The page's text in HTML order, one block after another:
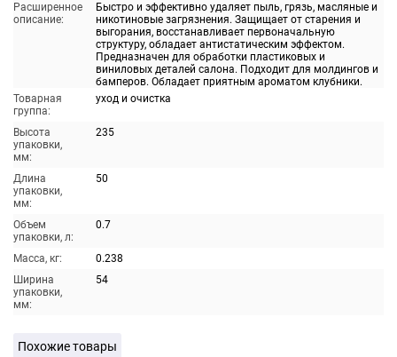
Расширенное
описание:
Быстро и эффективно удаляет пыль, грязь, масляные и
никотиновые загрязнения. Защищает от старения и
выгорания, восстанавливает первоначальную
структуру, обладает антистатическим эффектом.
Предназначен для обработки пластиковых и
виниловых деталей салона. Подходит для молдингов и
бамперов. Обладает приятным ароматом клубники.
Товарная
группа:
уход и очистка
Высота
упаковки,
мм:
235
Длина
упаковки,
мм:
50
Объем
упаковки, л:
0.7
Масса, кг:
0.238
Ширина
упаковки,
мм:
54
Похожие товары